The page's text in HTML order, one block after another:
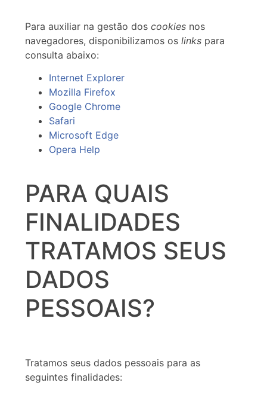
Para auxiliar na gestão doscookies nos
navegadores, disponibilizamos oslinks para
consulta abaixo:
Internet Explorer
Mozilla Firefox
Google Chrome
Safari
Microsoft Edge
Opera Help
PARA QUAIS
FINALIDADES
TRATAMOS SEUS
DADOS
PESSOAIS?
Tratamos seus dados pessoais para as
seguintes finalidades: